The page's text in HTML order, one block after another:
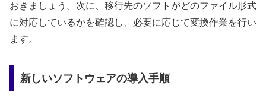
おきましょう。次に、移行先のソフトがどのファイル形式
に対応しているかを確認し、必要に応じて変換作業を行い
ます。
新しいソフトウェアの導入手順